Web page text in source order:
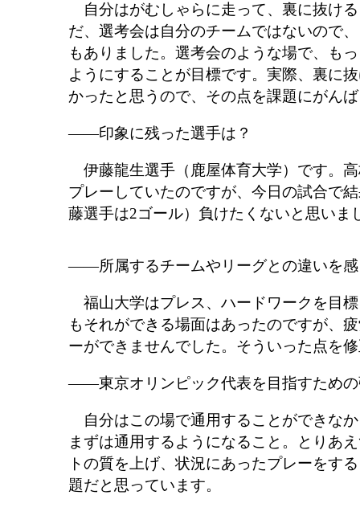
自分はがむしゃらに走って、裏に抜け
だ、選考会は自分のチームではないので
もありました。選考会のような場で、も
ようにすることが目標です。実際、裏に
かったと思うので、その点を課題にがん
――印象に残った選手は？
伊藤龍生選手（鹿屋体育大学）です。
プレーしていたのですが、今日の試合で
藤選手は2ゴール）負けたくないと思いま
――所属するチームやリーグとの違いを感
福山大学はプレス、ハードワークを目
もそれができる場面はあったのですが、
ーができませんでした。そういった点を
――東京オリンピック代表を目指すための
自分はこの場で通用することができな
まずは通用するようになること。とりあ
トの質を上げ、状況にあったプレーをす
題だと思っています。